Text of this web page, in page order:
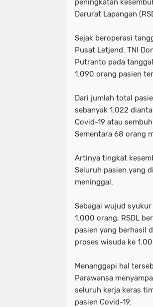
Darurat Lapangan
Sejak beroperasi
Pusat Letjend. TNI
Putranto pada
1.090 orang pasien
Dari jumlah total
sebanyak 1.022
Covid-19 atau
Sementara 68 orang
Artinya tingkat
Seluruh pasien yang
meninggal.
Sebagai wujud
1.000 orang, RSDL
pasien yang berhasil
proses wisuda ke
Menanggapi hal
Parawansa
seluruh kerja keras
pasien Covid-19.